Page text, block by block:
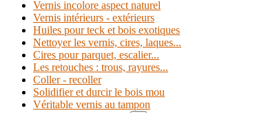
Vernis incolore aspect naturel
Vernis intérieurs - extérieurs
Huiles pour teck et bois exotiques
Nettoyer les vernis, cires, laques...
Cires pour parquet, escalier...
Les retouches : trous, rayures...
Coller - recoller
Solidifier et durcir le bois mou
Véritable vernis au tampon